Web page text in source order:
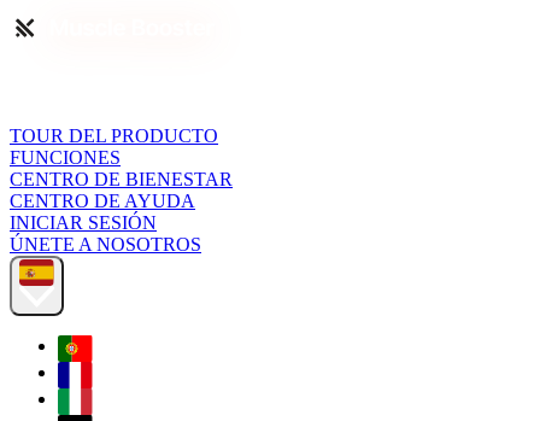
TOUR DEL PRODUCTO
FUNCIONES
CENTRO DE BIENESTAR
CENTRO DE AYUDA
INICIAR SESIÓN
ÚNETE A NOSOTROS